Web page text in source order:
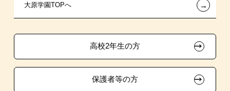
試験による特待生制度
特別推薦入学
生徒会活動推薦入学
学生寮・マンションのご案内
大原学園グループ案内
各種証明書の発行ご希望の方
採用ご担当の方
大原学園TOPへ ←
高校2年生の方
保護者等の方